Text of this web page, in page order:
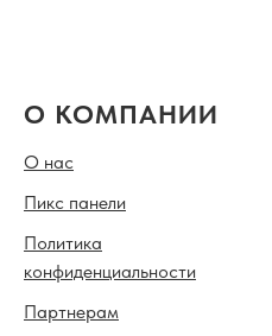
О КОМПАНИИ
О нас
Пикс панели
Политика
конфиденциальности
Партнерам